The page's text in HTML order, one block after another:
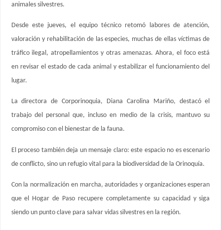
animales silvestres.
Desde este jueves, el equipo técnico retomó labores de atención,
valoración y rehabilitación de las especies, muchas de ellas víctimas de
tráfico ilegal, atropellamientos y otras amenazas. Ahora, el foco está
en revisar el estado de cada animal y estabilizar el funcionamiento del
lugar.
La directora de Corporinoquia, Diana Carolina Mariño, destacó el
trabajo del personal que, incluso en medio de la crisis, mantuvo su
compromiso con el bienestar de la fauna.
El proceso también deja un mensaje claro: este espacio no es escenario
de conflicto, sino un refugio vital para la biodiversidad de la Orinoquía.
Con la normalización en marcha, autoridades y organizaciones esperan
que el Hogar de Paso recupere completamente su capacidad y siga
siendo un punto clave para salvar vidas silvestres en la región.